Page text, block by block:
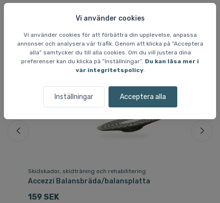
Vi använder cookies
Vi använder cookies för att förbättra din upplevelse, anpassa
annonser och analysera vår trafik. Genom att klicka på ”Acceptera
alla” samtycker du till alla cookies. Om du vill justera dina
preferenser kan du klicka på ”Inställningar”. Du kan läsa mer i
vår integritetspolicy.
Inställningar Acceptera alla
Liknande varor
Skidskador, skidträning och rehabilitering
Accezzi Balansbräda/balansplatta
159 SEK